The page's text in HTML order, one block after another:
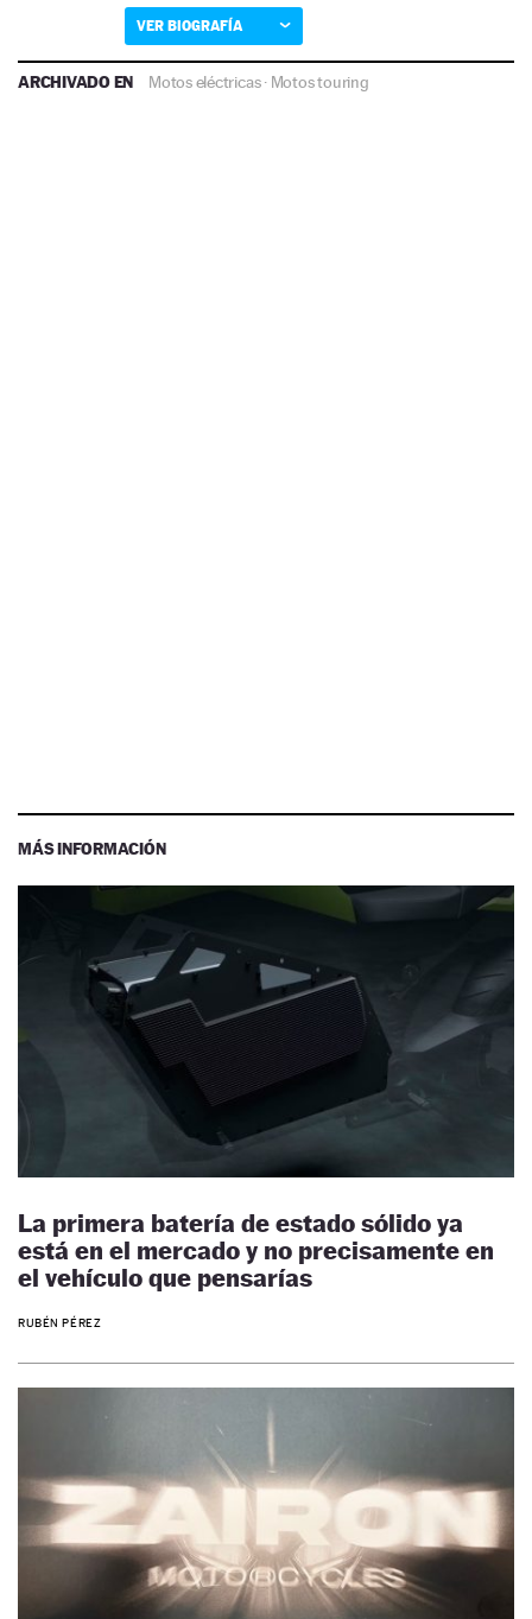
VER BIOGRAFÍA
ARCHIVADO EN Motos eléctricas· Motos touring
MÁS INFORMACIÓN
La primera batería de estado sólido ya
está en el mercado y no precisamente en
el vehículo que pensarías
RUBÉN PÉREZ